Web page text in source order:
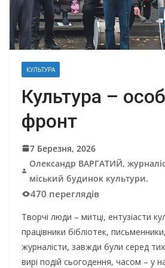
КУЛЬТУРА
Культура –
фронт
7 Березня, 2026
Олександр ВАРГАТИЙ,
міський будинок культури.
470 переглядів
Творчі люди – митці, ентузіасти
працівники бібліотек,
журналісти, завжди були серед
вирі подій сьогодення, часом – у